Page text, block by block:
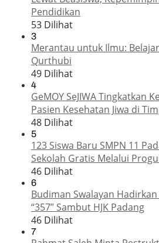
Pendidikan
53 Dilihat
3
Merantau untuk Ilmu:
Qurthubi
49 Dilihat
4
GeMOY SeJIWA Tingkatkan
Pasien Kesehatan Jiwa di
48 Dilihat
5
123 Siswa Baru SMPN 11
Sekolah Gratis Melalui
46 Dilihat
6
Budiman Swalayan
“357” Sambut HJK Padang
46 Dilihat
7